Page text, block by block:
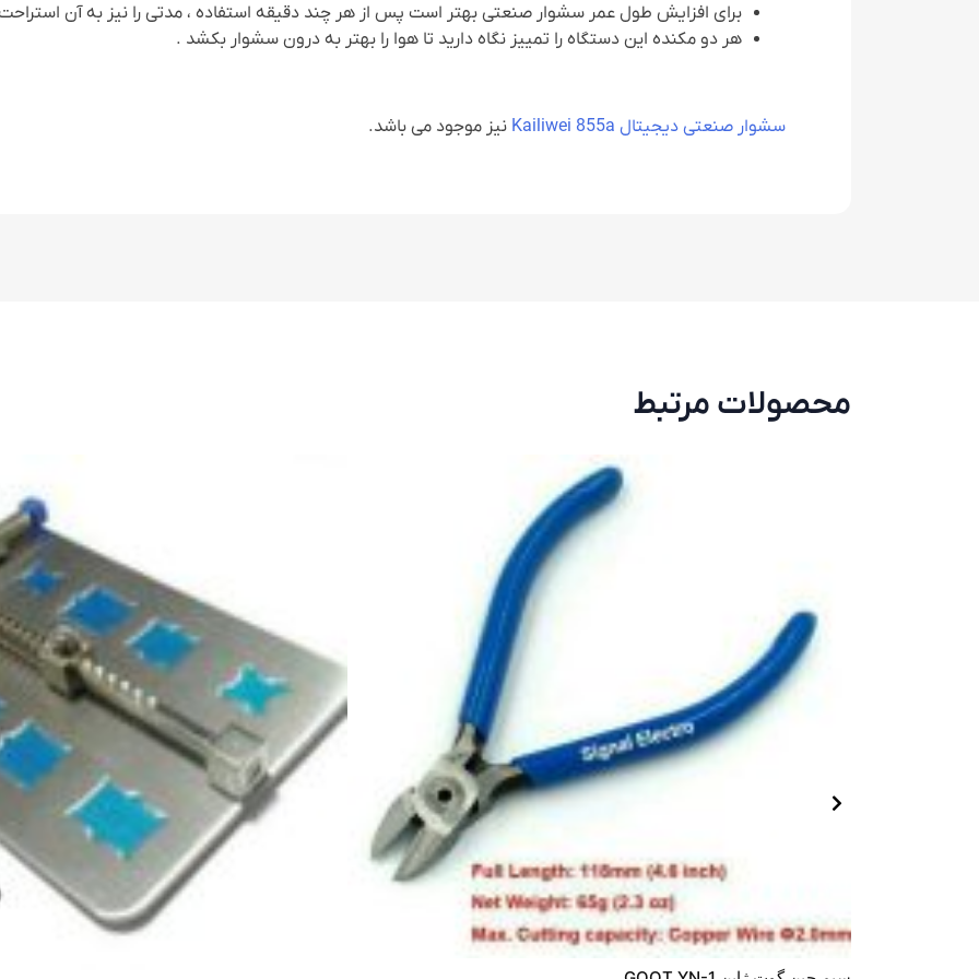
برای افزایش طول عمر سشوار صنعتی بهتر است پس از هر چند دقیقه استفاده ، مدتی را نیز به آن
هر دو مکنده این دستگاه را تمییز نگاه دارید تا هوا را بهتر به درون سشوار بکشد .
سشوار صنعتی دیجیتال Kailiwei 855a نیز موجود می باشد.
محصولات مرتبط